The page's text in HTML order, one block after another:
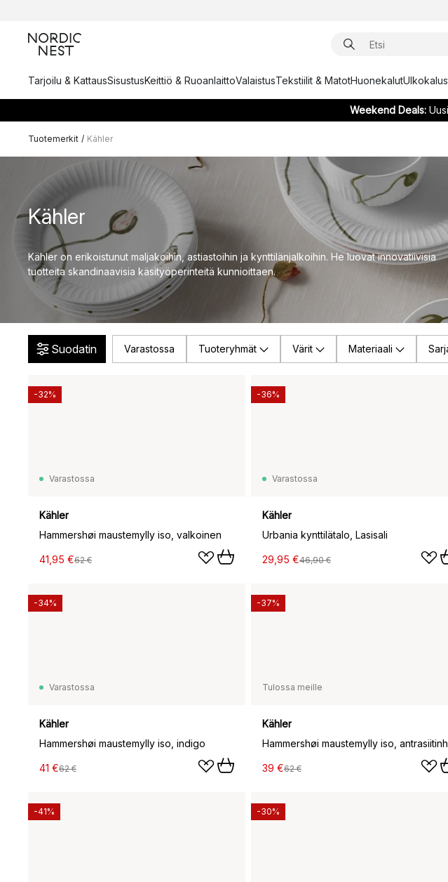
Tarjoilu & KattausSisustusKeittiö & RuoanlaittoValaistusTekstiilit & MatotHuonekalut
Weekend Deals:
Tuotemerkit / Kähler
Kähler
Kähler on erikoistunut maljakoihin, astiastoihin ja kynttilänjalkoihin. He luovat innovatiivisia
tuotteita skandinaavisia käsityöperinteitä kunnioittaen.
Suodatin Varastossa Tuoteryhmät Värit Materiaali
Varastossa
Kähler
Hammershøi maustemylly iso, valkoinen
41,95 €62 €
-32%
Varastossa
Kähler
Urbania kynttilätalo, Lasisali
29,95 €46,90 €
-36%
Varastossa
Kähler
Hammershøi maustemylly iso, indigo
41 €62 €
-34%
Tulossa meille
Kähler
39 €62 €
-37%
-41% -30%